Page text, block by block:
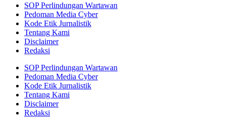
SOP Perlindungan Wartawan
Pedoman Media Cyber
Kode Etik Jurnalistik
Tentang Kami
Disclaimer
Redaksi
SOP Perlindungan Wartawan
Pedoman Media Cyber
Kode Etik Jurnalistik
Tentang Kami
Disclaimer
Redaksi